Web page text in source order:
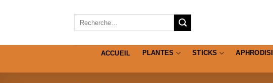
ACCUEIL PLANTES STICKS